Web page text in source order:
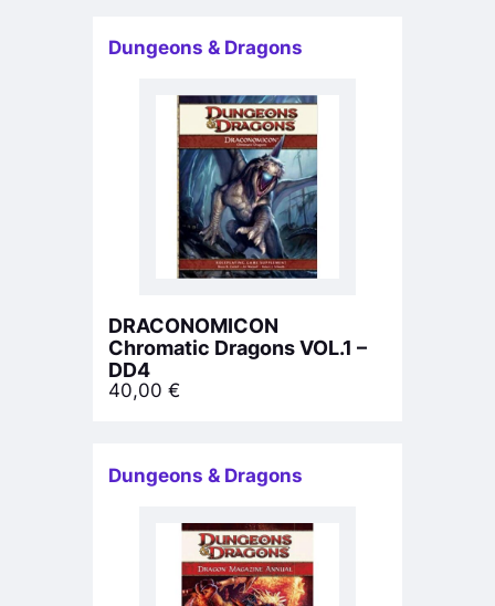
Dungeons & Dragons
DRACONOMICON
Chromatic Dragons VOL.1 –
DD4
40,00 €
Dungeons & Dragons